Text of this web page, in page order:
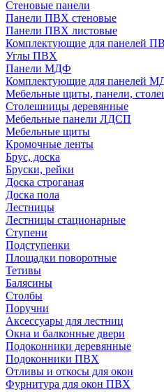
Стеновые панели
Панели ПВХ стеновые
Панели ПВХ листовые
Комплектующие для панелей
Углы ПВХ
Панели МДФ
Комплектующие для панелей
Мебельные щиты, панели,
Столешницы деревянные
Мебельные панели ЛДСП
Мебельные щиты
Кромочные ленты
Брус, доска
Бруски, рейки
Доска строганая
Доска пола
Лестницы
Лестницы стационарные
Ступени
Подступенки
Площадки поворотные
Тетивы
Балясины
Столбы
Поручни
Аксессуары для лестниц
Окна и балконные двери
Подоконники деревянные
Подоконники ПВХ
Отливы и откосы для окон
Фурнитура для окон ПВХ